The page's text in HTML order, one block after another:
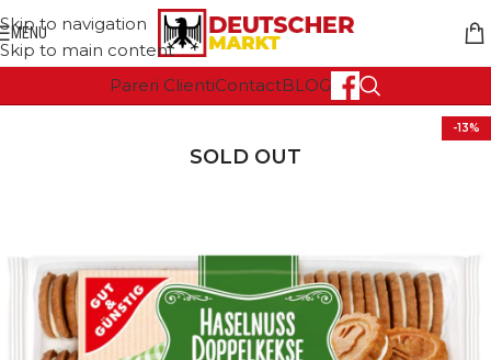
Skip to navigation
Skip to main content
MENU
Pareri ClientiContactBLOG
-13%
SOLD OUT